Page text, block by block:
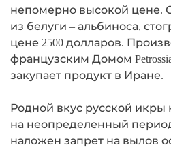
непомерно высокой цене.
из белуги – альбиноса,
цене 2500 долларов.
французским Домом
закупает продукт в Иране.
Родной вкус русской икры
на неопределенный
наложен запрет на вылов